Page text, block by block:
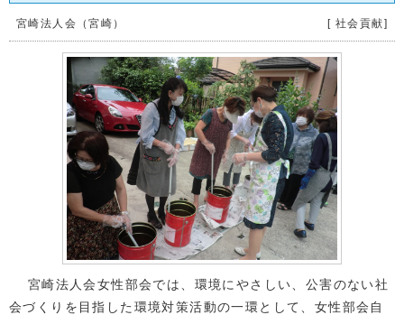
宮崎法人会（宮崎） [ 社会貢献]
宮崎法人会女性部会では、環境にやさしい、公害のない社
会づくりを目指した環境対策活動の一環として、女性部会自